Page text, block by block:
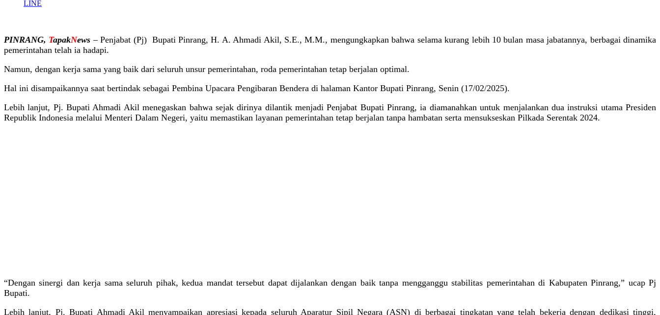
LINE
PINRANG, TapakNews – Penjabat (Pj) Bupati Pinrang, H. A. Ahmadi Akil, S.E., M.M., mengungkapkan bahwa selama kurang lebih 10 bulan masa jabatannya, berbagai dinamika
pemerintahan telah ia hadapi.
Namun, dengan kerja sama yang baik dari seluruh unsur pemerintahan, roda pemerintahan tetap berjalan optimal.
Hal ini disampaikannya saat bertindak sebagai Pembina Upacara Pengibaran Bendera di halaman Kantor Bupati Pinrang, Senin (17/02/2025).
Lebih lanjut, Pj. Bupati Ahmadi Akil menegaskan bahwa sejak dirinya dilantik menjadi Penjabat Bupati Pinrang, ia diamanahkan untuk menjalankan dua instruksi utama Presiden
Republik Indonesia melalui Menteri Dalam Negeri, yaitu memastikan layanan pemerintahan tetap berjalan tanpa hambatan serta mensukseskan Pilkada Serentak 2024.
“Dengan sinergi dan kerja sama seluruh pihak, kedua mandat tersebut dapat dijalankan dengan baik tanpa mengganggu stabilitas pemerintahan di Kabupaten Pinrang,” ucap Pj
Bupati.
Lebih lanjut, Pj. Bupati Ahmadi Akil menyampaikan apresiasi kepada seluruh Aparatur Sipil Negara (ASN) di berbagai tingkatan yang telah bekerja dengan dedikasi tinggi,